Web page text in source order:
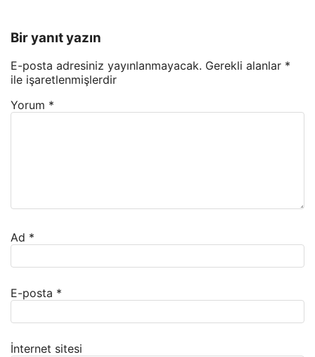
Bir yanıt yazın
E-posta adresiniz yayınlanmayacak. Gerekli alanlar *
ile işaretlenmişlerdir
Yorum *
Ad *
E-posta *
İnternet sitesi